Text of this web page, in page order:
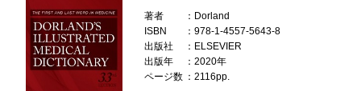
著者
：Dorland
ISBN
：978-1-4557-5643-8
出版社
：ELSEVIER
出版年
：2020年
ページ数 ：2116pp.